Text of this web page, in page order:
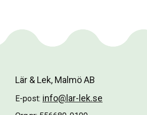
Lär & Lek, Malmö AB
E-post: info@lar-lek.se